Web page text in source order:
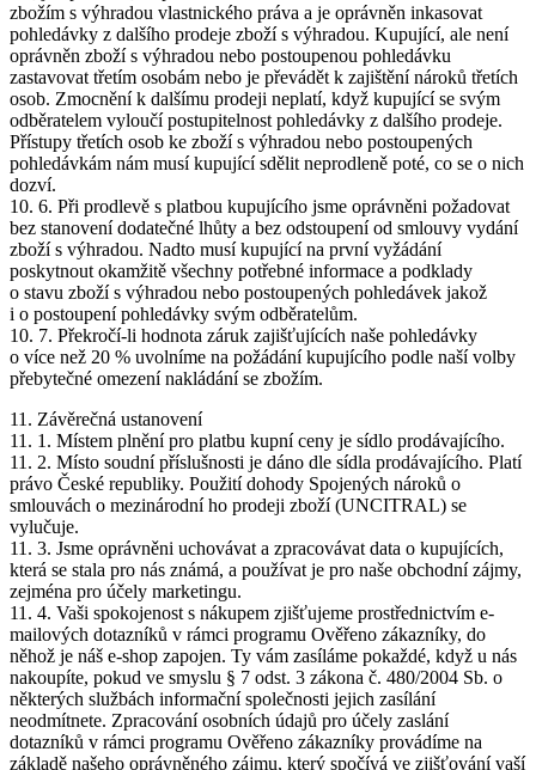
zbožím s výhradou vlastnického práva a je oprávněn inkasovat
pohledávky z dalšího prodeje zboží s výhradou. Kupující, ale není
oprávněn zboží s výhradou nebo postoupenou pohledávku
zastavovat třetím osobám nebo je převádět k zajištění nároků třetích
osob. Zmocnění k dalšímu prodeji neplatí, když kupující se svým
odběratelem vyloučí postupitelnost pohledávky z dalšího prodeje.
Přístupy třetích osob ke zboží s výhradou nebo postoupených
pohledávkám nám musí kupující sdělit neprodleně poté, co se o nich
dozví.
10. 6. Při prodlevě s platbou kupujícího jsme oprávněni požadovat
bez stanovení dodatečné lhůty a bez odstoupení od smlouvy vydání
zboží s výhradou. Nadto musí kupující na první vyžádání
poskytnout okamžitě všechny potřebné informace a podklady
o stavu zboží s výhradou nebo postoupených pohledávek jakož
i o postoupení pohledávky svým odběratelům.
10. 7. Překročí-li hodnota záruk zajišťujících naše pohledávky
o více než 20 % uvolníme na požádání kupujícího podle naší volby
přebytečné omezení nakládání se zbožím.
11. Závěrečná ustanovení
11. 1. Místem plnění pro platbu kupní ceny je sídlo prodávajícího.
11. 2. Místo soudní příslušnosti je dáno dle sídla prodávajícího. Platí
právo České republiky. Použití dohody Spojených nároků o
smlouvách o mezinárodní ho prodeji zboží (UNCITRAL) se
vylučuje.
11. 3. Jsme oprávněni uchovávat a zpracovávat data o kupujících,
která se stala pro nás známá, a používat je pro naše obchodní zájmy,
zejména pro účely marketingu.
11. 4. Vaši spokojenost s nákupem zjišťujeme prostřednictvím e-
mailových dotazníků v rámci programu Ověřeno zákazníky, do
něhož je náš e-shop zapojen. Ty vám zasíláme pokaždé, když u nás
nakoupíte, pokud ve smyslu § 7 odst. 3 zákona č. 480/2004 Sb. o
některých službách informační společnosti jejich zasílání
neodmítnete. Zpracování osobních údajů pro účely zaslání
dotazníků v rámci programu Ověřeno zákazníky provádíme na
základě našeho oprávněného zájmu, který spočívá ve zjišťování vaší